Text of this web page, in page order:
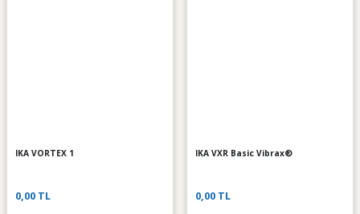
IKA VORTEX 1
0,00 TL
IKA VXR Basic Vibrax®
0,00 TL